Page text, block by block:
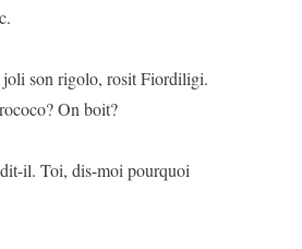
son rigolo, rosit Fiordiligi.
On boit?
il. Toi, dis-moi pourquoi